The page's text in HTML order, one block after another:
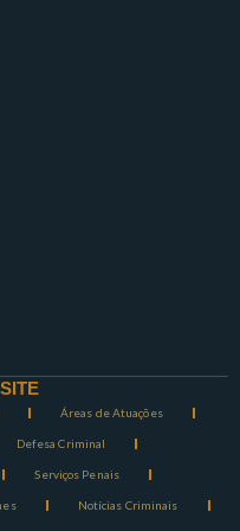
Áreas de Atuações
Defesa Criminal
Serviços Penais
Notícias Criminais